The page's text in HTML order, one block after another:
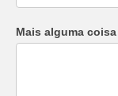
Mais alguma